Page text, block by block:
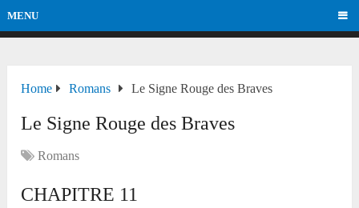
MENU
Home Romans Le Signe Rouge des Braves
Le Signe Rouge des Braves
Romans
CHAPITRE 11